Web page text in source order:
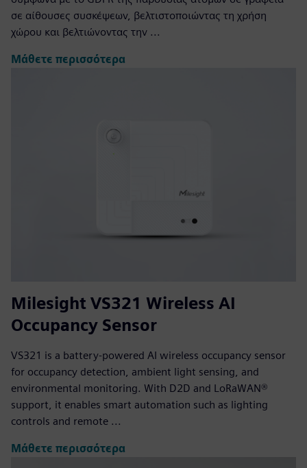
σε αίθουσες συσκέψεων, βελτιστοποιώντας τη χρήση
χώρου και βελτιώνοντας την ...
Μάθετε περισσότερα
Milesight VS321 Wireless AI
Occupancy Sensor
VS321 is a battery-powered AI wireless occupancy sensor
for occupancy detection, ambient light sensing, and
environmental monitoring. With D2D and LoRaWAN®
support, it enables smart automation such as lighting
controls and remote ...
Μάθετε περισσότερα